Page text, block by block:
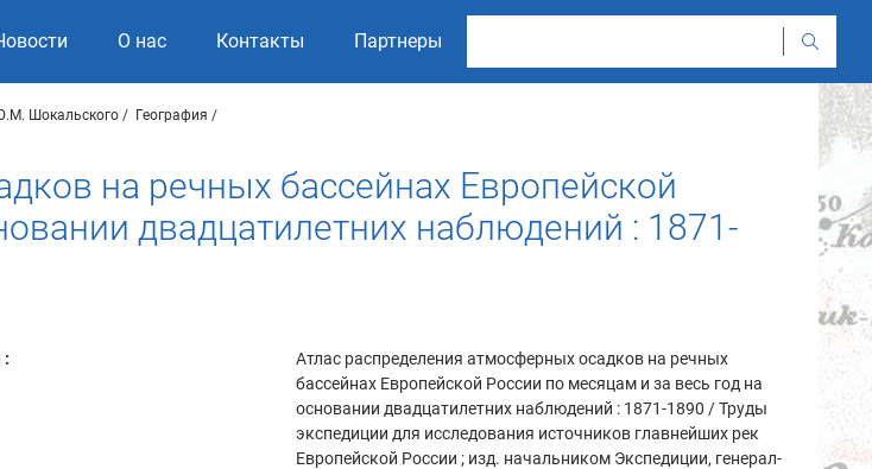
О нас Контакты Партнеры
Шокальского География
на речных бассейнах Европейской
двадцатилетних наблюдений : 1871-
:
Атлас распределения атмосферных осадков на речных
бассейнах Европейской России по месяцам и за весь год на
основании двадцатилетних наблюдений : 1871-1890 / Труды
экспедиции для исследования источников главнейших рек
Европейской России ; изд. начальником Экспедиции, генерал-